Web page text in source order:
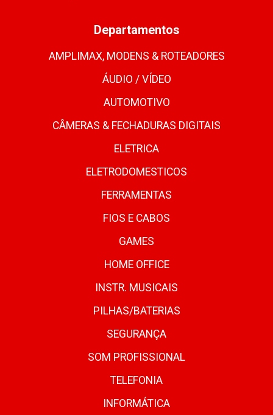
Departamentos
AMPLIMAX, MODENS & ROTEADORES
ÁUDIO / VÍDEO
AUTOMOTIVO
CÂMERAS & FECHADURAS DIGITAIS
ELETRICA
ELETRODOMESTICOS
FERRAMENTAS
FIOS E CABOS
GAMES
HOME OFFICE
INSTR. MUSICAIS
PILHAS/BATERIAS
SEGURANÇA
SOM PROFISSIONAL
TELEFONIA
INFORMÁTICA